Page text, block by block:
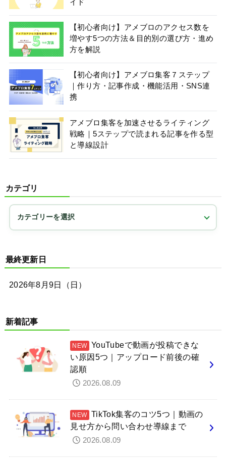
イド
【初心者向け】アメブロのアクセス数を
増やす5つの方法＆目的別の選び方・進め
方を解説
【初心者向け】アメブロ集客７ステップ
｜作り方・記事作成・機能活用・SNS連
携
アメブロ集客を加速させるライティング
戦略｜5ステップで読まれる記事を作る型
と導線設計
カテゴリ
最終更新日
2026年8月9日（日）
新着記事
YouTubeで動画が投稿できな
い原因5つ｜アップロード前後の確
認順
2026.08.09
TikTok集客のコツ5つ｜動画の
見せ方から問い合わせ導線まで
2026.08.09